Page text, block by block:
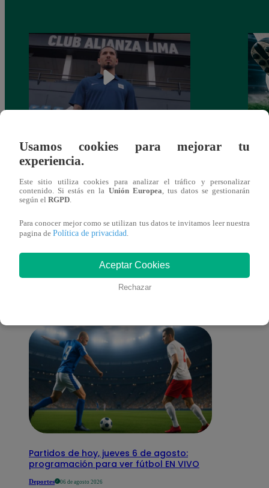
Alianza Lima: así anunció a Sergio Peña
como nuevo fichaje para el Torneo
También te puede
interesar
Partidos de hoy, jueves 6 de agosto:
programación para ver fútbol EN VIVO
Deportes 06 de agosto 2026
Usamos cookies para mejorar tu
experiencia.
Este sitio utiliza cookies para analizar el tráfico y personalizar
contenido. Si estás en la Unión Europea, tus datos se gestionarán
según el RGPD.
Para conocer mejor como se utilizan tus datos te invitamos leer nuestra
pagina de Política de privacidad.
Aceptar Cookies
Rechazar